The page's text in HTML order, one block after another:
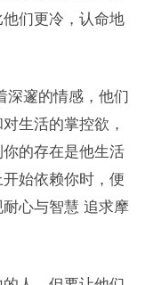
们更冷，认命地
深邃的情感，他们
生活的掌控欲，
的存在是他生活
始依赖你时，便
心与智慧 追求摩